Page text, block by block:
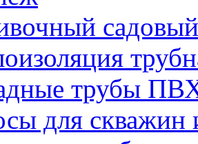
трубы
для скважин